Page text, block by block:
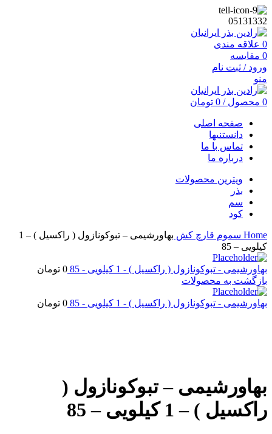
05131332
0 علاقه مندی
0 مقایسه
ورود / ثبت نام
منو
0 محصول /
0 تومان
صفحه اصلی
دانستنیها
تماس با ما
درباره ما
ویترین محصولات
بذر
سم
کود
Home سموم قارچ کش
بهاورشیمی – تبوکونازول ( راکسیل ) – 1
کیلویی – 85
بهاورشیمی - تبوکونازول ( راکسیل ) - 1 کیلویی - 85 0 تومان
بازگشت به محصولات
بهاورشیمی - تبوکونازول ( راکسیل ) - 1 کیلویی - 85 0 تومان
بهاورشیمی – تبوکونازول (
راکسیل ) – 1 کیلویی – 85